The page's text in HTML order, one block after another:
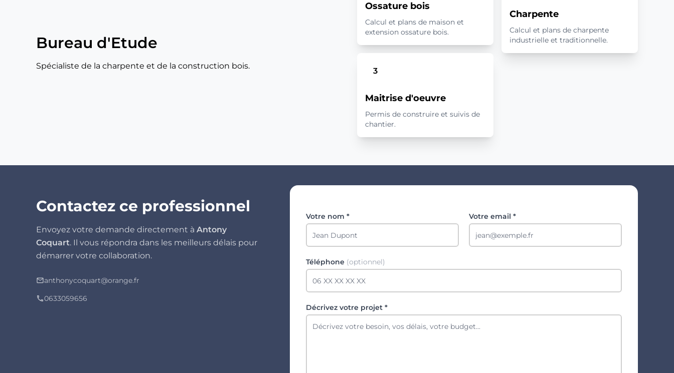
Bureau d'Etude
Spécialiste de la charpente et de la construction bois.
Ossature bois
Calcul et plans de maison et
extension ossature bois.
Charpente
Calcul et plans de charpente
industrielle et traditionnelle.
3
Maitrise d'oeuvre
Permis de construire et suivis de
chantier.
Contactez ce professionnel
Envoyez votre demande directement à Antony
Coquart. Il vous répondra dans les meilleurs délais pour
démarrer votre collaboration.
mail_outlineanthonycoquart@orange.fr
phone0633059656
Votre nom * Votre email *
Téléphone (optionnel)
Décrivez votre projet *